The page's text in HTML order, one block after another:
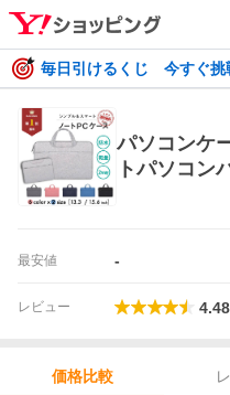
毎日引けるくじ 今すぐ挑
パソコンケ
トパソコン
最安値 -
レビュー 4.48
価格比較